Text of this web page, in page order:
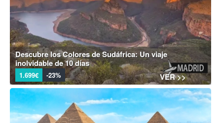
Descubre los Colores de Sudáfrica: Un viaje
inolvidable de 10 días
1.699€ -23% VER >>